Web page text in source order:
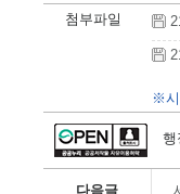
첨부파일
※시
행
다음글